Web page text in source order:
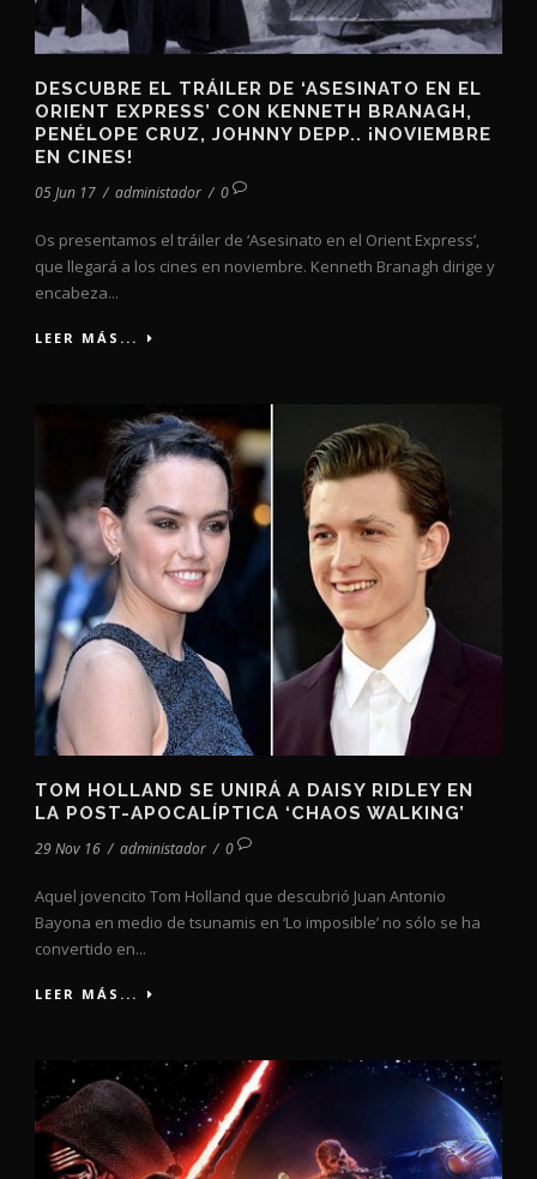
DESCUBRE EL TRÁILER DE ‘ASESINATO EN EL
ORIENT EXPRESS’ CON KENNETH BRANAGH,
PENÉLOPE CRUZ, JOHNNY DEPP.. ¡NOVIEMBRE
EN CINES!
05 Jun 17 / administador / 0
Os presentamos el tráiler de ‘Asesinato en el Orient Express’,
que llegará a los cines en noviembre. Kenneth Branagh dirige y
encabeza...
LEER MÁS...
TOM HOLLAND SE UNIRÁ A DAISY RIDLEY EN
LA POST-APOCALÍPTICA ‘CHAOS WALKING’
29 Nov 16 / administador / 0
Aquel jovencito Tom Holland que descubrió Juan Antonio
Bayona en medio de tsunamis en ‘Lo imposible’ no sólo se ha
convertido en...
LEER MÁS...